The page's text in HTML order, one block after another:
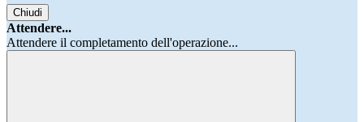
Chiudi
Attendere...
Attendere il completamento dell'operazione...